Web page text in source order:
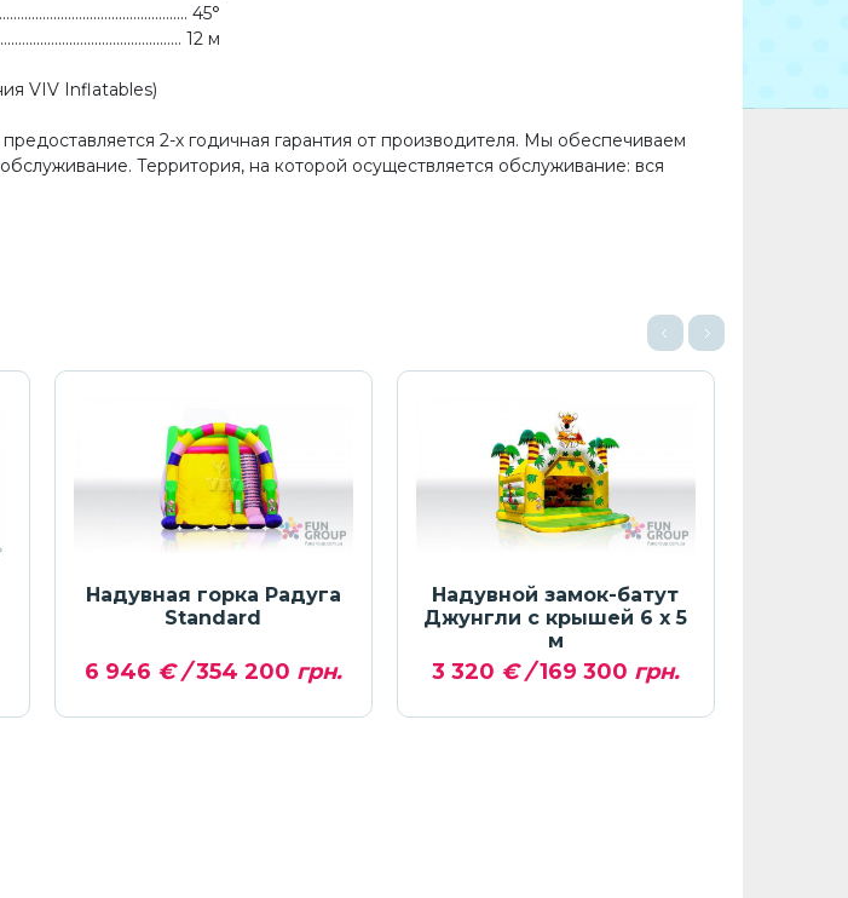
45°
12 м
VIV Inflatables)
2-х годичная гарантия от производителя. Мы обеспечиваем
Территория, на которой осуществляется обслуживание: вся
Надувная горка Радуга
Standard
6 946 € /354 200 грн.
Надувной замок-батут
Джунгли с крышей 6 х 5
м
3 320 € /169 300 грн.